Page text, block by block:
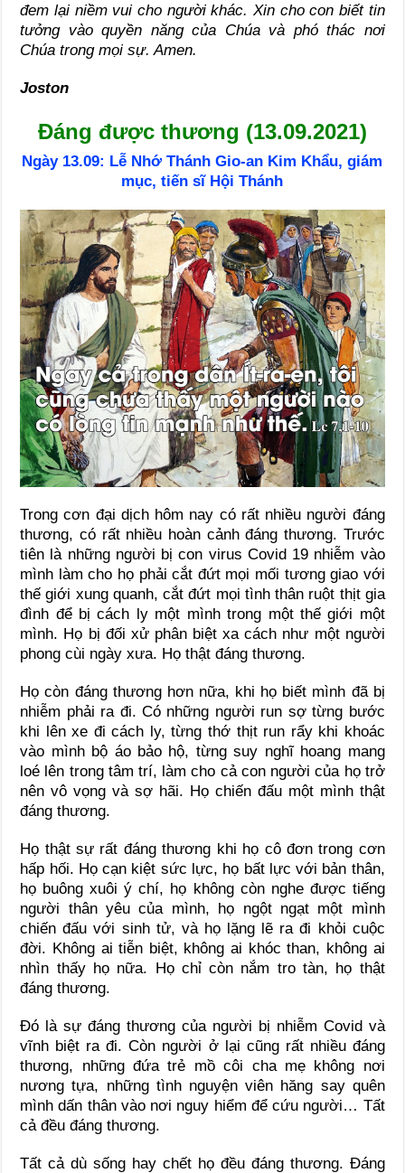
đem lại niềm vui cho người khác. Xin cho con biết tin
tưởng vào quyền năng của Chúa và phó thác nơi
Chúa trong mọi sự. Amen.
Joston
Đáng được thương (13.09.2021)
Ngày 13.09: Lễ Nhớ Thánh Gio-an Kim Khẩu, giám
mục, tiến sĩ Hội Thánh
Trong cơn đại dịch hôm nay có rất nhiều người đáng
thương, có rất nhiều hoàn cảnh đáng thương. Trước
tiên là những người bị con virus Covid 19 nhiễm vào
mình làm cho họ phải cắt đứt mọi mối tương giao với
thế giới xung quanh, cắt đứt mọi tình thân ruột thịt gia
đình để bị cách ly một mình trong một thế giới một
mình. Họ bị đối xử phân biệt xa cách như một người
phong cùi ngày xưa. Họ thật đáng thương.
Họ còn đáng thương hơn nữa, khi họ biết mình đã bị
nhiễm phải ra đi. Có những người run sợ từng bước
khi lên xe đi cách ly, từng thớ thịt run rẩy khi khoác
vào mình bộ áo bảo hộ, từng suy nghĩ hoang mang
loé lên trong tâm trí, làm cho cả con người của họ trở
nên vô vọng và sợ hãi. Họ chiến đấu một mình thật
đáng thương.
Họ thật sự rất đáng thương khi họ cô đơn trong cơn
hấp hối. Họ cạn kiệt sức lực, họ bất lực với bản thân,
họ buông xuôi ý chí, họ không còn nghe được tiếng
người thân yêu của mình, họ ngột ngạt một mình
chiến đấu với sinh tử, và họ lặng lẽ ra đi khỏi cuộc
đời. Không ai tiễn biệt, không ai khóc than, không ai
nhìn thấy họ nữa. Họ chỉ còn nắm tro tàn, họ thật
đáng thương.
Đó là sự đáng thương của người bị nhiễm Covid và
vĩnh biệt ra đi. Còn người ở lại cũng rất nhiều đáng
thương, những đứa trẻ mồ côi cha mẹ không nơi
nương tựa, những tình nguyện viên hăng say quên
mình dấn thân vào nơi nguy hiểm để cứu người… Tất
cả đều đáng thương.
Tất cả dù sống hay chết họ đều đáng thương. Đáng